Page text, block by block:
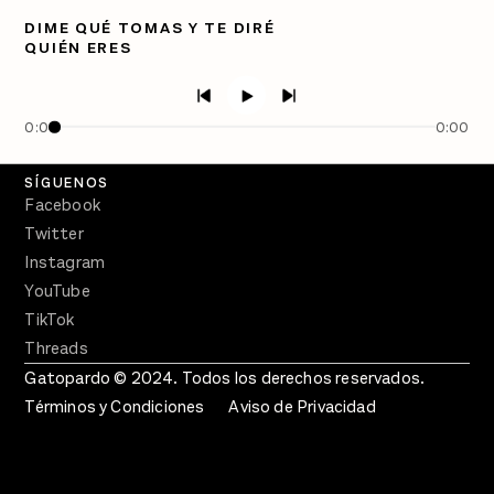
DIME QUÉ TOMAS Y TE DIRÉ
QUIÉN ERES
0:00 0:00
PÓDCASTS
Crecer en Distopía
SÍGUENOS
Facebook
Twitter
Instagram
YouTube
TikTok
Threads
Gatopardo © 2024. Todos los derechos reservados.
Términos y Condiciones
Aviso de Privacidad